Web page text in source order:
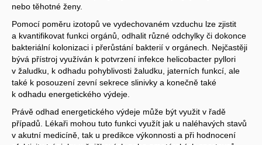
nebo těhotné ženy.
Pomocí poměru izotopů ve vydechovaném vzduchu lze zjistit
a kvantifikovat funkci orgánů, odhalit různé odchylky či dokonce
bakteriální kolonizaci i přerůstání bakterií v orgánech. Nejčastěji
bývá přístroj využíván k potvrzení infekce helicobacter pyllori
v žaludku, k odhadu pohyblivosti žaludku, jaterních funkcí, ale
také k posouzení zevní sekrece slinivky a konečně také
k odhadu energetického výdeje.
Právě odhad energetického výdeje může být využit v řadě
případů. Lékaři mohou tuto funkci využít jak u naléhavých stavů
v akutní medicíně, tak u predikce výkonnosti a při hodnocení